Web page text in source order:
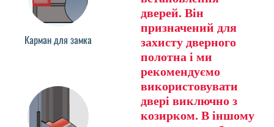
Карман для замка
дверей. Він
призначений для
захисту дверного
полотна і ми
рекомендуємо
використовувати
двері виключно з
козирком. В іншому